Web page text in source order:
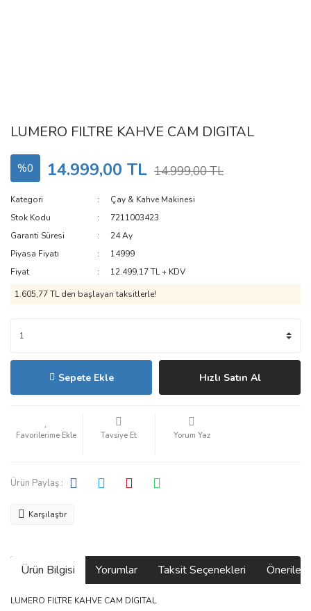
LUMERO FILTRE KAHVE CAM DIGITAL
%0 14.999,00 TL 14.999,00 TL
Kategori
Çay & Kahve Makinesi
Stok Kodu
7211003423
Garanti Süresi
24 Ay
Piyasa Fiyatı
14999
Fiyat
12.499,17 TL + KDV
1.605,77 TL den başlayan taksitlerle!
Sepete Ekle Hızlı Satın Al
Tavsiye Et Yorum Yaz
Ürün Paylaş :
Karşılaştır
Ürün Bilgisi Yorumlar Taksit Seçenekleri
LUMERO FILTRE KAHVE CAM DIGITAL